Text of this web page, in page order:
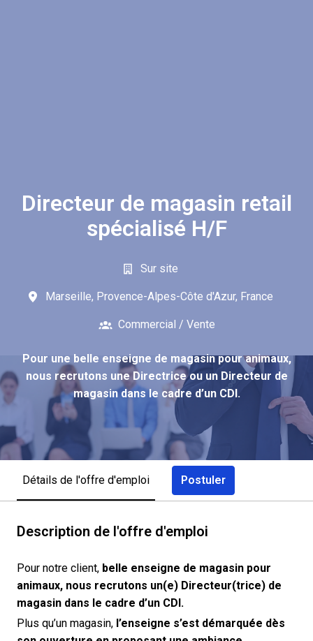
Directeur de magasin retail
spécialisé H/F
Sur site
Marseille, Provence-Alpes-Côte d'Azur, France
Commercial / Vente
Pour une belle enseigne de magasin pour animaux,
nous recrutons une Directrice ou un Directeur de
magasin dans le cadre d’un CDI.
Détails de l'offre d'emploi Postuler
Description de l'offre d'emploi
Pour notre client, belle enseigne de magasin pour
animaux, nous recrutons un(e) Directeur(trice) de
magasin dans le cadre d’un CDI.
Plus qu’un magasin, l’enseigne s’est démarquée dès